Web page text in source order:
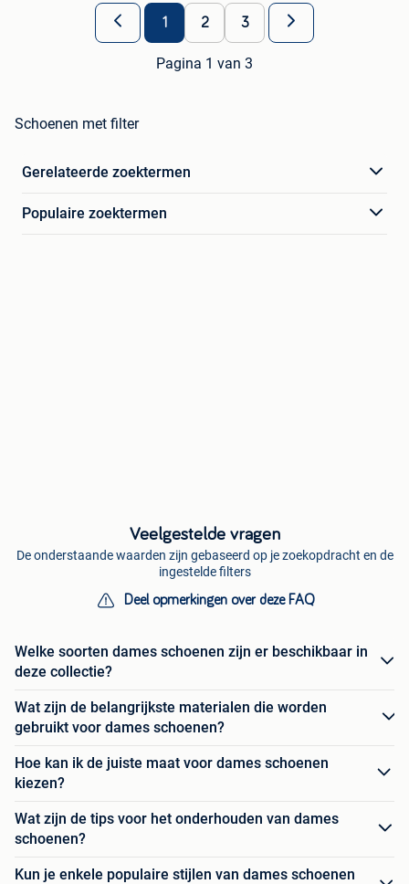
1 2 3
Pagina 1 van 3
Schoenen met filter
Gerelateerde zoektermen
Populaire zoektermen
Veelgestelde vragen
De onderstaande waarden zijn gebaseerd op je zoekopdracht en de
ingestelde filters
Deel opmerkingen over deze FAQ
Welke soorten dames schoenen zijn er beschikbaar in
deze collectie?
Wat zijn de belangrijkste materialen die worden
gebruikt voor dames schoenen?
Hoe kan ik de juiste maat voor dames schoenen
kiezen?
Wat zijn de tips voor het onderhouden van dames
schoenen?
Kun je enkele populaire stijlen van dames schoenen